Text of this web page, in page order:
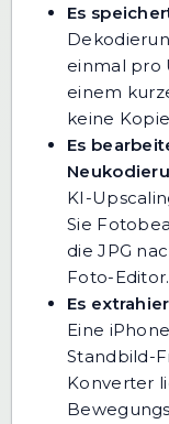
Es
einmal pro
einem
keine
Es
KI-
Sie
die JPG
Foto-Editor.
Es
Eine
Standbild-
Konverter